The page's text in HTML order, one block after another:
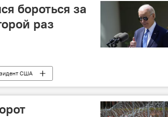
бороться за
раз
США